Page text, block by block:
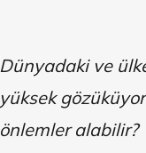
Dünyadaki ve
yüksek
önlemler alabilir?